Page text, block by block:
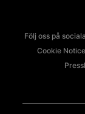
Följ oss på
Cookie Notice